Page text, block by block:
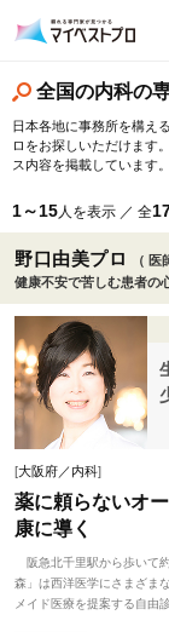
全国の内科の
日本各地に事務所を構え
ロをお探しいただけます
ス内容を掲載しています。
1～15人を表示 ／ 全
野口由美プロ
（ 医
健康不安で苦しむ患者の
[大阪府／内科]
薬に頼らないオ
康に導く
阪急北千里駅から歩いて
森」は西洋医学にさまざま
メイド医療を提案する自由